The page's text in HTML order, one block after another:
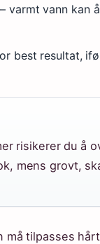
varmt vann kan
best resultat,
risikerer du å
mens grovt,
tilpasses